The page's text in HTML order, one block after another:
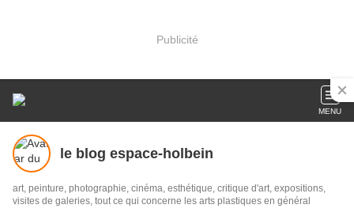
Publicité
MENU
le blog espace-holbein
art, peinture, photographie, cinéma, esthétique, critique d'art, expositions,
visites de galeries, tout ce qui concerne les arts plastiques en général